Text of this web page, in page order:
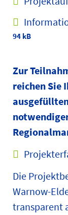
94 kB
Zur
reichen Sie
Die
Warnow-
transparent